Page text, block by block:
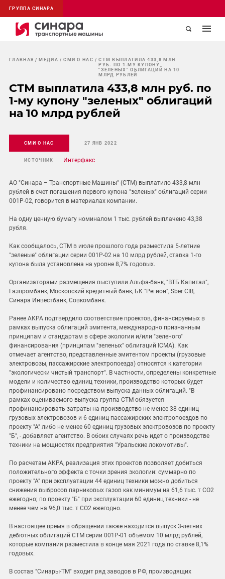
ГРУППА СИНАРА
ГЛАВНАЯ МЕДИА СМИ О НАС
СТМ ВЫПЛАТИЛА 433,8 МЛН
РУБ. ПО 1-МУ КУПОНУ
"ЗЕЛЕНЫХ" ОБЛИГАЦИЙ НА 10
МЛРД РУБЛЕЙ
СТМ выплатила 433,8 млн руб. по
1-му купону "зеленых" облигаций
на 10 млрд рублей
СМИ О НАС 27 ЯНВ 2022
ИСТОЧНИК Интерфакс
АО "Синара – Транспортные Машины" (СТМ) выплатило 433,8 млн
рублей в счет погашения первого купона "зеленых" облигаций серии
001Р-02, говорится в материалах компании.
На одну ценную бумагу номиналом 1 тыс. рублей выплачено 43,38
рубля.
Как сообщалось, СТМ в июле прошлого года разместила 5-летние
"зеленые" облигации серии 001Р-02 на 10 млрд рублей, ставка 1-го
купона была установлена на уровне 8,7% годовых.
Организаторами размещения выступили Альфа-банк, "ВТБ Капитал",
Газпромбанк, Московский кредитный банк, БК "Регион", Sber CIB,
Синара Инвестбанк, Совкомбанк.
Ранее АКРА подтвердило соответствие проектов, финансируемых в
рамках выпуска облигаций эмитента, международно признанным
принципам и стандартам в сфере экологии и/или "зеленого"
финансирования (принципам "зеленых" облигаций ICMA). Как
отмечает агентство, представленные эмитентом проекты (грузовые
электровозы, пассажирские электропоезда) относятся к категории
"экологически чистый транспорт". В частности, определены конкретные
модели и количество единиц техники, производство которых будет
профинансировано посредством выпуска данных облигаций. "В
рамках оцениваемого выпуска группа СТМ обязуется
профинансировать затраты на производство не менее 38 единиц
грузовых электровозов и 6 единиц пассажирских электропоездов по
проекту "А" либо не менее 60 единиц грузовых электровозов по проекту
"Б", - добавляет агентство. В обоих случаях речь идет о производстве
техники на мощностях предприятия "Уральские локомотивы".
По расчетам АКРА, реализация этих проектов позволяет добиться
положительного эффекта с точки зрения экологии: суммарно по
проекту "А" при эксплуатации 44 единиц техники можно добиться
снижения выбросов парниковых газов как минимум на 61,6 тыс. т СО2
ежегодно; по проекту "Б" при эксплуатации 60 единиц техники - не
менее чем на 96,0 тыс. т СО2 ежегодно.
В настоящее время в обращении также находится выпуск 3-летних
дебютных облигаций СТМ серии 001Р-01 объемом 10 млрд рублей,
которые компания разместила в конце мая 2021 года по ставке 8,1%
годовых.
В состав "Синары-ТМ" входит ряд заводов в РФ, производящих